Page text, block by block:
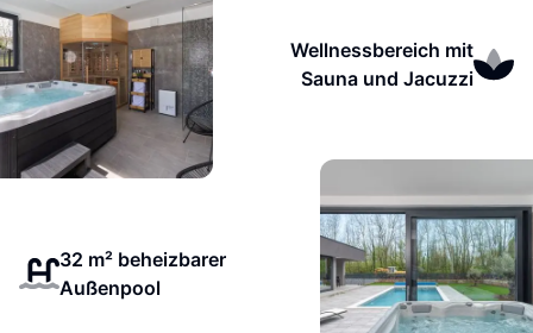
Wellnessbereich mit
Sauna und Jacuzzi
32 m² beheizbarer
Außenpool